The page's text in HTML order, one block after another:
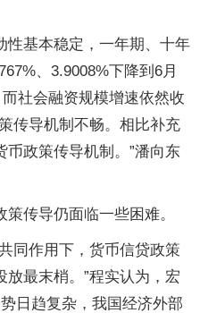
性基本稳定，一年期、十年
、3.9008%下降到6月
社会融资规模增速依然收
传导机制不畅。相比补充
政策传导机制。”潘向东
传导仍面临一些困难。
同作用下，货币信贷政策
最末梢。”程实认为，宏
日趋复杂，我国经济外部